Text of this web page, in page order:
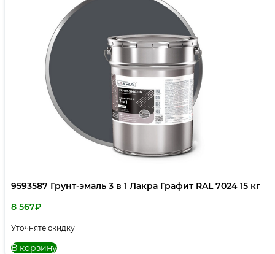
9593587 Грунт-эмаль 3 в 1 Лакра Графит RAL 7024 15 кг
8 567₽
Уточняте скидку
В корзину